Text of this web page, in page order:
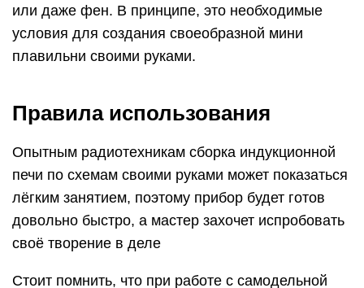
или даже фен. В принципе, это необходимые
условия для создания своеобразной мини
плавильни своими руками.
Правила использования
Опытным радиотехникам сборка индукционной
печи по схемам своими руками может показаться
лёгким занятием, поэтому прибор будет готов
довольно быстро, а мастер захочет испробовать
своё творение в деле
Стоит помнить, что при работе с самодельной